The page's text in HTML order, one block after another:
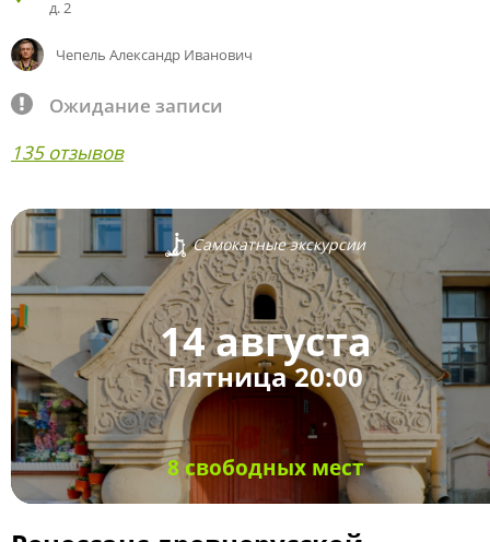
д. 2
Чепель Александр Иванович
Ожидание записи
135 отзывов
Самокатные экскурсии
14 августа
Пятница 20:00
8 свободных мест